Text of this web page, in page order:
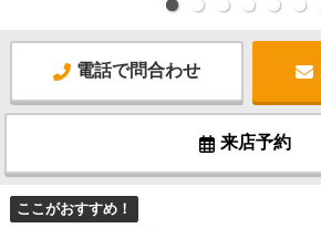
電話で問合わせ
来店予約
ここがおすすめ！